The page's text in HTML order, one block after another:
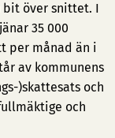
bit över snittet. I
35 000
per månad än i
av kommunens
)skattesats och
och